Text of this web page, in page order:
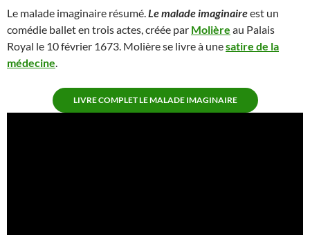
Le malade imaginaire résumé.Le malade imaginaireest un
comédie ballet en trois actes, créée par Molière au Palais
Royal le 10 février 1673. Molière se livre à unesatire de la
médecine.
LIVRE COMPLET LE MALADE IMAGINAIRE